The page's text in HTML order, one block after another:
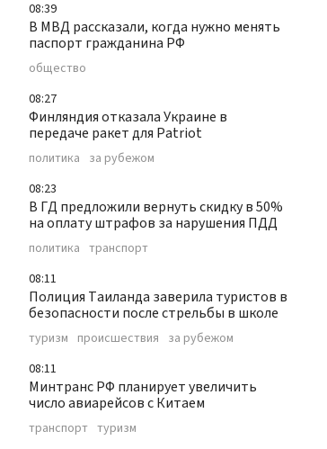
08:39
В МВД рассказали, когда нужно менять
паспорт гражданина РФ
общество
08:27
Финляндия отказала Украине в
передаче ракет для Patriot
политика за рубежом
08:23
В ГД предложили вернуть скидку в 50%
на оплату штрафов за нарушения ПДД
политика транспорт
08:11
Полиция Таиланда заверила туристов в
безопасности после стрельбы в школе
туризм происшествия за рубежом
08:11
Минтранс РФ планирует увеличить
число авиарейсов с Китаем
транспорт туризм